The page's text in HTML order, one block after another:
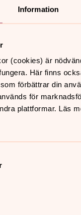
Information
(cookies) är
Här finns
förbättrar din
för
plattformar. Läs